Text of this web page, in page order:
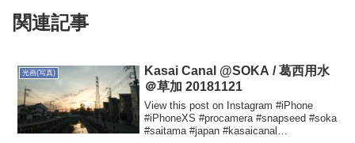
関連記事
光画(写真)
Kasai Canal @SOKA / 葛西用水
＠草加 20181121
View this post on Instagram #iPhone
#iPhoneXS #procamera #snapseed #soka
#saitama #japan #kasaicanal